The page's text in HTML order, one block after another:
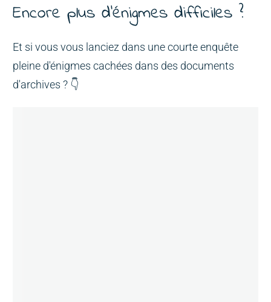
Encore plus d'énigmes difficiles ?
Et si vous vous lanciez dans une courte enquête
pleine d'énigmes cachées dans des documents
d'archives ? 👇